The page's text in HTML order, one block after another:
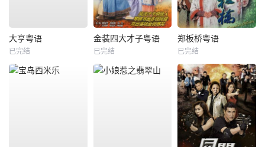
大亨粤语
已完结
金装四大才子粤语
已完结
郑板桥粤语
已完结